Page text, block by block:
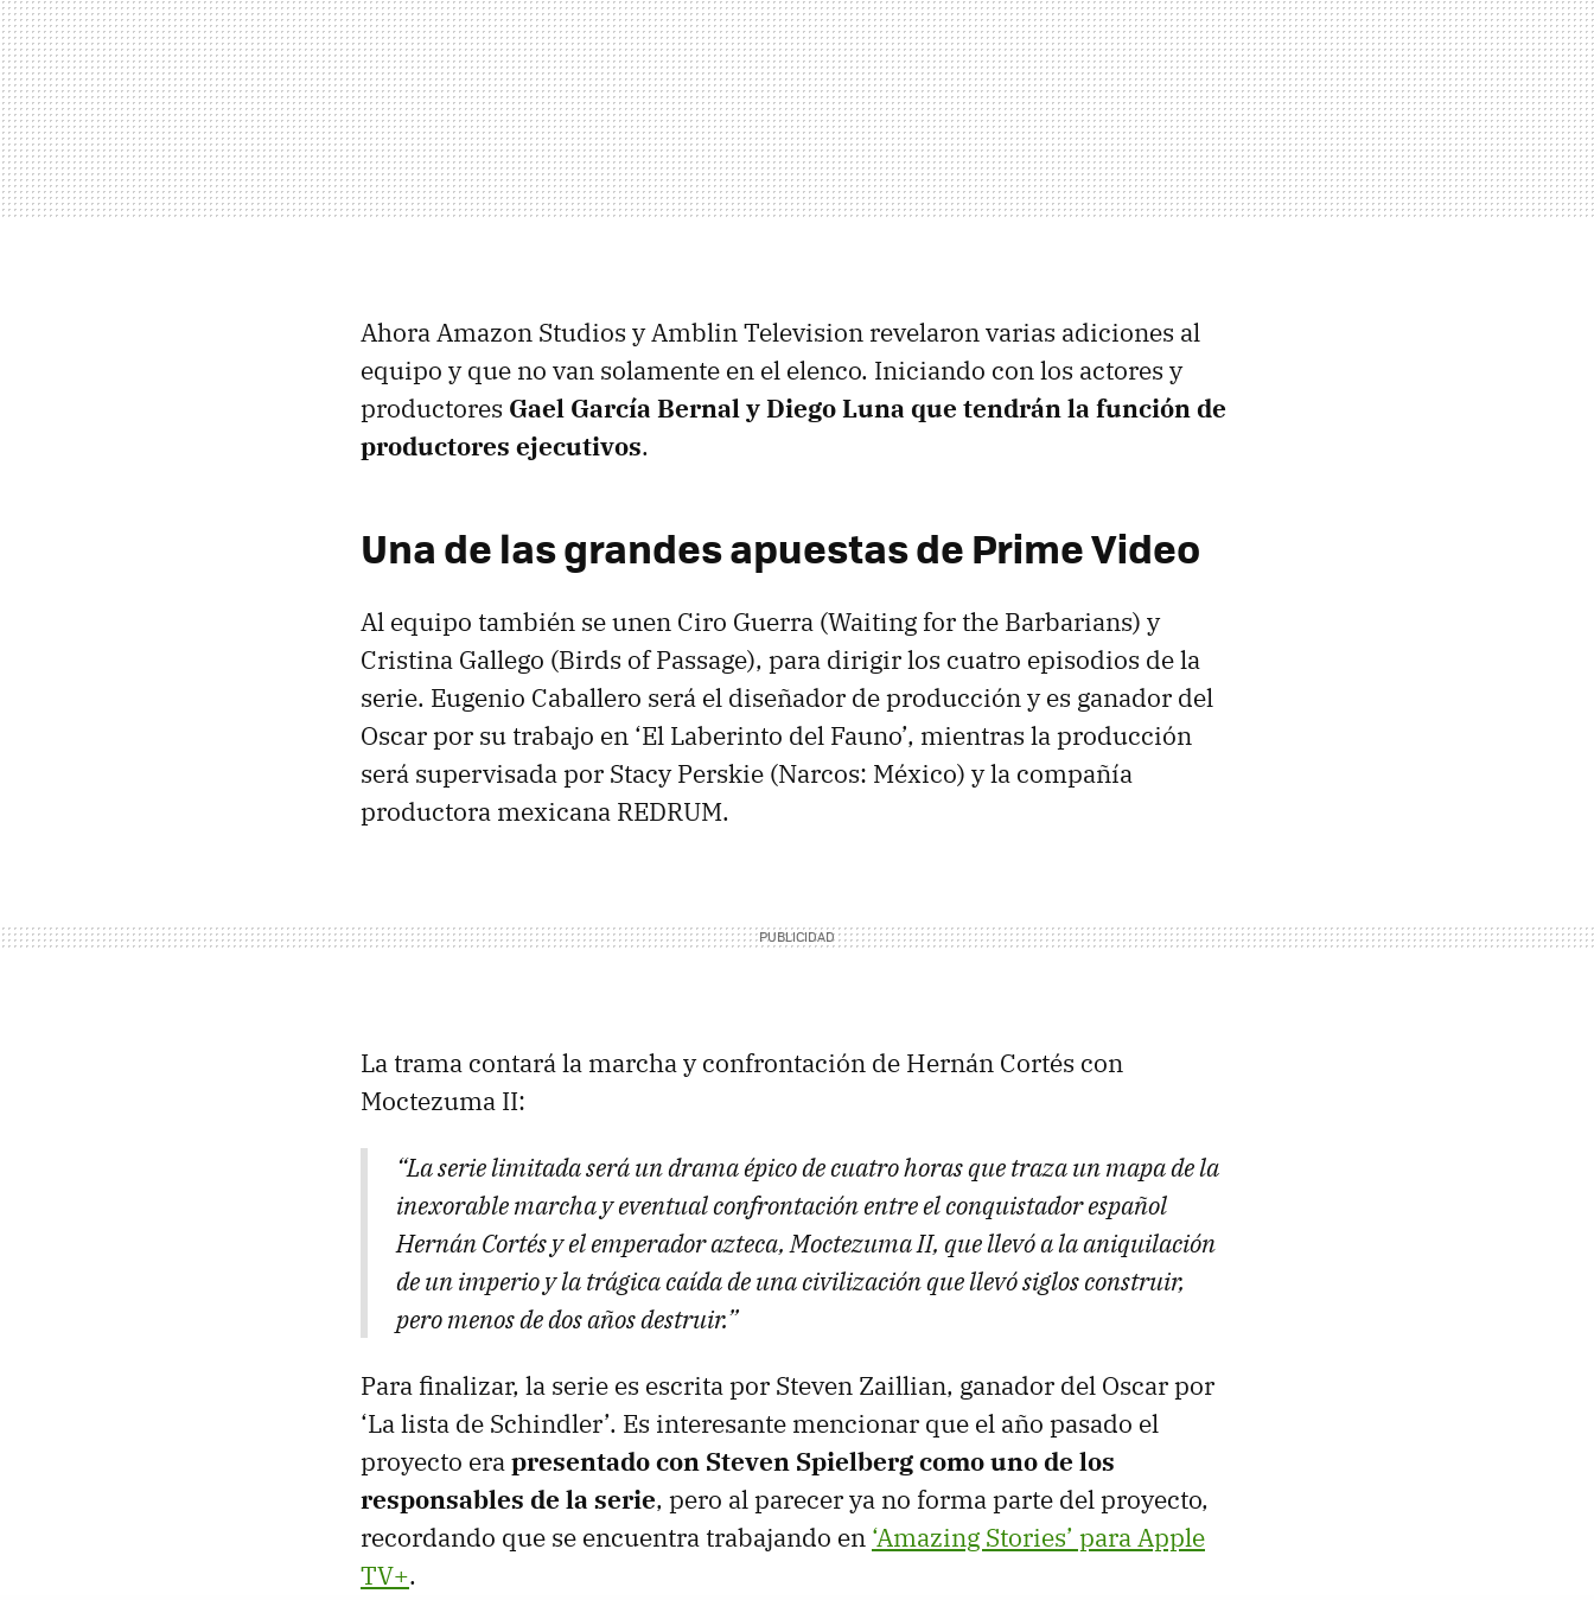
Ahora Amazon Studios y Amblin Television revelaron varias adiciones al
equipo y que no van solamente en el elenco. Iniciando con los actores y
productores Gael García Bernal y Diego Luna que tendrán la función de
productores ejecutivos.
Una de las grandes apuestas de Prime Video
Al equipo también se unen Ciro Guerra (Waiting for the Barbarians) y
Cristina Gallego (Birds of Passage), para dirigir los cuatro episodios de la
serie. Eugenio Caballero será el diseñador de producción y es ganador del
Oscar por su trabajo en ‘El Laberinto del Fauno’, mientras la producción
será supervisada por Stacy Perskie (Narcos: México) y la compañía
productora mexicana REDRUM.
La trama contará la marcha y confrontación de Hernán Cortés con
Moctezuma II:
“La serie limitada será un drama épico de cuatro horas que traza un mapa de la
inexorable marcha y eventual confrontación entre el conquistador español
Hernán Cortés y el emperador azteca, Moctezuma II, que llevó a la aniquilación
de un imperio y la trágica caída de una civilización que llevó siglos construir,
pero menos de dos años destruir.”
Para finalizar, la serie es escrita por Steven Zaillian, ganador del Oscar por
‘La lista de Schindler’. Es interesante mencionar que el año pasado el
proyecto erapresentado con Steven Spielberg como uno de los
responsables de la serie, pero al parecer ya no forma parte del proyecto,
recordando que se encuentra trabajando en ‘Amazing Stories’ para Apple
TV+.